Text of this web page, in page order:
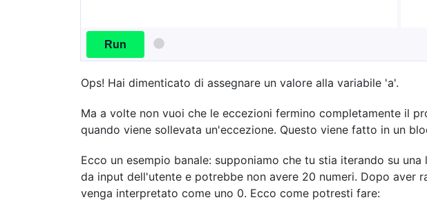
Run
Ops! Hai dimenticato di assegnare un valore alla variabile 'a'.
Ma a volte non vuoi che le eccezioni fermino completamente il
quando viene sollevata un'eccezione. Questo viene fatto in un
Ecco un esempio banale: supponiamo che tu stia iterando su
da input dell'utente e potrebbe non avere 20 numeri. Dopo aver
venga interpretato come uno 0. Ecco come potresti fare: